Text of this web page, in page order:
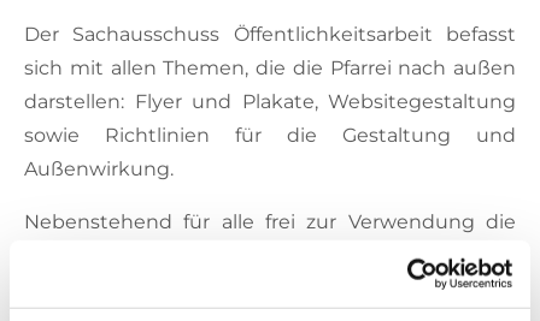
Der Sachausschuss Öffentlichkeitsarbeit befasst
sich mit allen Themen, die die Pfarrei nach außen
darstellen: Flyer und Plakate, Websitegestaltung
sowie Richtlinien für die Gestaltung und
Außenwirkung.
Nebenstehend für alle frei zur Verwendung die
Wenn Sie selbst Ideen haben oder mitarbeiten